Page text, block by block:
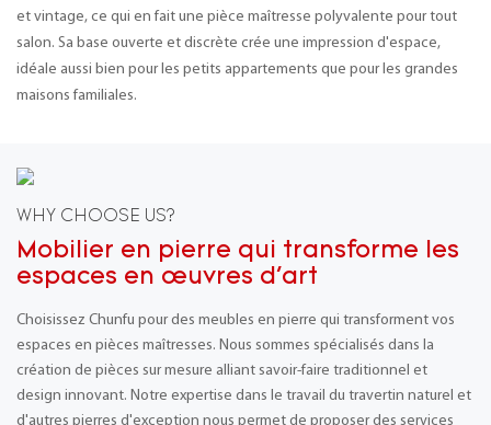
et vintage, ce qui en fait une pièce maîtresse polyvalente pour tout
salon. Sa base ouverte et discrète crée une impression d'espace,
idéale aussi bien pour les petits appartements que pour les grandes
maisons familiales.
WHY CHOOSE US?
Mobilier en pierre qui transforme les
espaces en œuvres d'art
Choisissez Chunfu pour des meubles en pierre qui transforment vos
espaces en pièces maîtresses. Nous sommes spécialisés dans la
création de pièces sur mesure alliant savoir-faire traditionnel et
design innovant. Notre expertise dans le travail du travertin naturel et
d'autres pierres d'exception nous permet de proposer des services